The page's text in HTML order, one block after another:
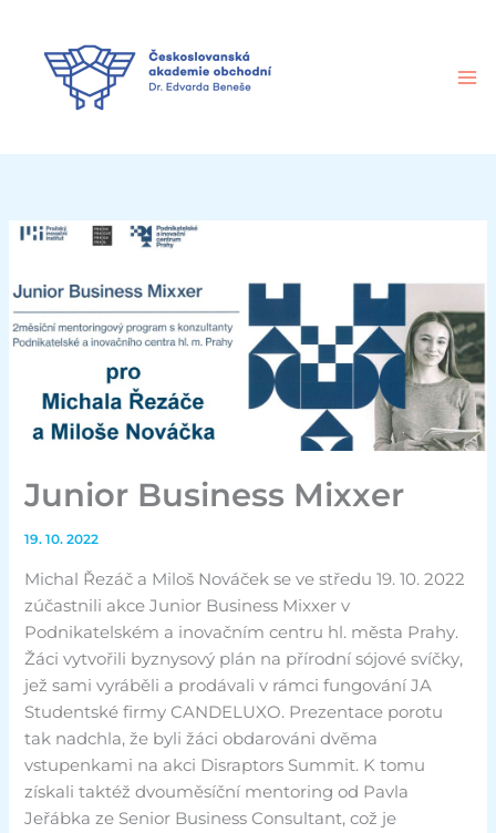
obsah
Junior Business Mixxer
19. 10. 2022
Michal Řezáč a Miloš Nováček se ve středu 19. 10. 2022
zúčastnili akce Junior Business Mixxer v
Podnikatelském a inovačním centru hl. města Prahy.
Žáci vytvořili byznysový plán na přírodní sójové svíčky,
jež sami vyráběli a prodávali v rámci fungování JA
Studentské firmy CANDELUXO. Prezentace porotu
tak nadchla, že byli žáci obdarováni dvěma
vstupenkami na akci Disraptors Summit. K tomu
získali taktéž dvouměsíční mentoring od Pavla
Jeřábka ze Senior Business Consultant, což je